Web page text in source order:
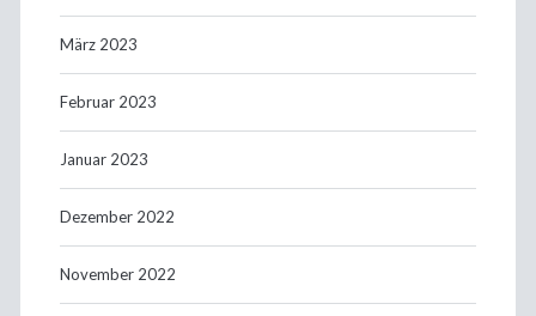
März 2023
Februar 2023
Januar 2023
Dezember 2022
November 2022